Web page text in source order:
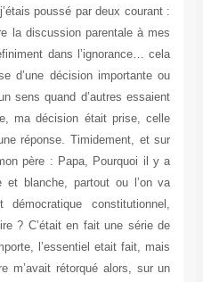
poussé par deux courant :
la discussion parentale à mes
dans l’ignorance… cela
d’une décision importante ou
sens quand d’autres essaient
ma décision était prise, celle
réponse. Timidement, et sur
père : Papa, Pourquoi il y a
et blanche, partout ou l’on va
démocratique constitutionnel,
? C’était en fait une série de
l’essentiel etait fait, mais
m’avait rétorqué alors, sur un